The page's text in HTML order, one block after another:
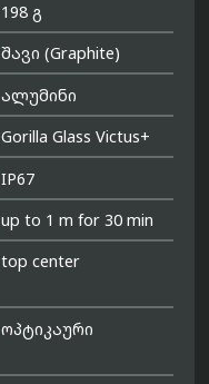
198 გ
შავი (Graphite)
ალუმინი
Gorilla Glass Victus+
IP67
up to 1 m for 30 min
top center
ოპტიკაური